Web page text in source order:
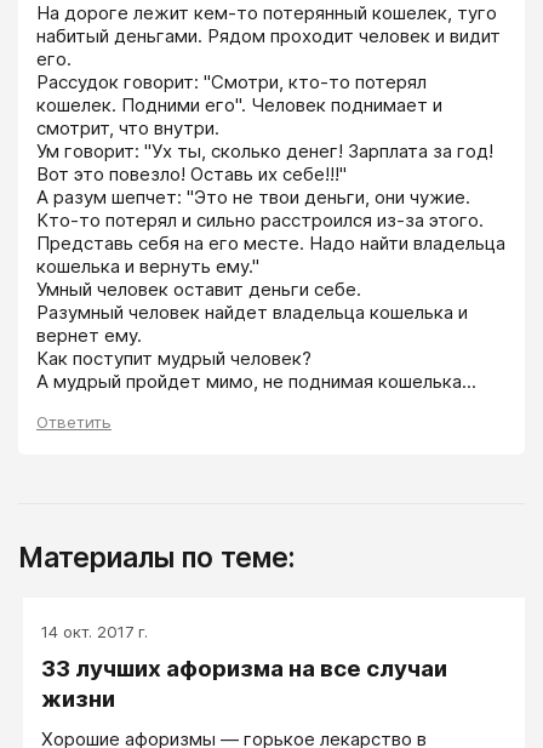
На дороге лежит кем-то потерянный кошелек, туго
набитый деньгами. Рядом проходит человек и видит
его.
Рассудок говорит: "Смотри, кто-то потерял
кошелек. Подними его". Человек поднимает и
смотрит, что внутри.
Ум говорит: "Ух ты, сколько денег! Зарплата за год!
Вот это повезло! Оставь их себе!!!"
А разум шепчет: "Это не твои деньги, они чужие.
Кто-то потерял и сильно расстроился из-за этого.
Представь себя на его месте. Надо найти владельца
кошелька и вернуть ему."
Умный человек оставит деньги себе.
Разумный человек найдет владельца кошелька и
вернет ему.
Как поступит мудрый человек?
А мудрый пройдет мимо, не поднимая кошелька...
Ответить
Материалы по теме:
14 окт. 2017 г.
33 лучших афоризма на все случаи
жизни
Хорошие афоризмы — горькое лекарство в